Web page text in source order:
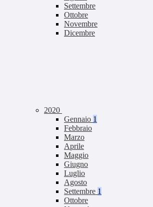
Settembre
Ottobre
Novembre
Dicembre
2020
Gennaio 1
Febbraio
Marzo
Aprile
Maggio
Giugno
Luglio
Agosto
Settembre 1
Ottobre